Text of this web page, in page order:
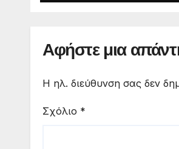
Αφήστε μια
Η ηλ. διεύθυνση σας δεν
Σχόλιο *